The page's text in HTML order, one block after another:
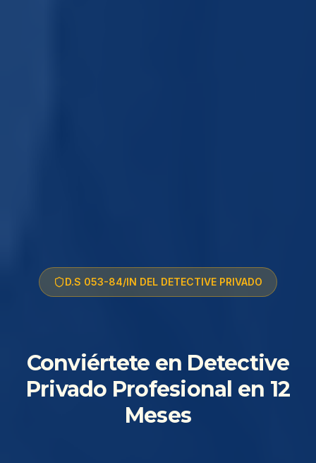
D.S 053-84/IN DEL DETECTIVE PRIVADO
Conviértete en Detective
Privado Profesional en 12
Meses